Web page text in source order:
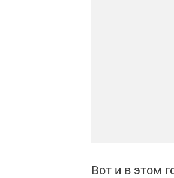
Вот и в этом